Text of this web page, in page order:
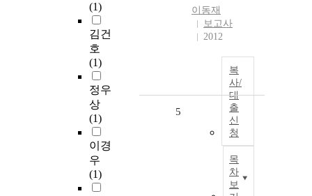
(1)
김건
호
(1)
정우
상
(1)
이경
우
(1)
이동재
보고사
2012
복
사/
대
출
신
청
목
차
보
5